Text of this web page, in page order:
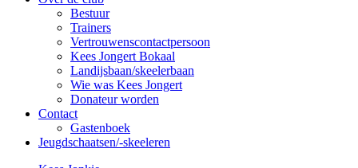
Bestuur
Trainers
Vertrouwenscontactpersoon
Kees Jongert Bokaal
Landijsbaan/skeelerbaan
Wie was Kees Jongert
Donateur worden
Contact
Gastenboek
Jeugdschaatsen/-skeeleren